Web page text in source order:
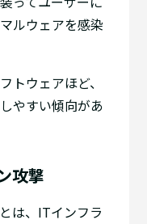
ルウェアを感染
トウェアほど、
やすい傾向があ
攻撃
は、ITインフラ